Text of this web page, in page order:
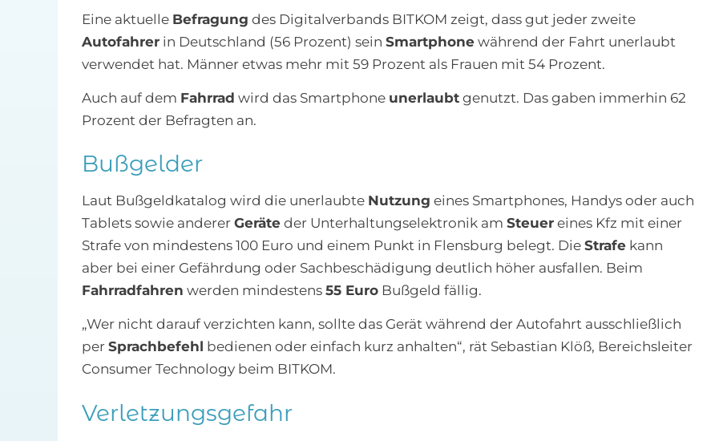
Eine aktuelle Befragung des Digitalverbands BITKOM zeigt, dass gut jeder zweite
Autofahrerin Deutschland (56 Prozent) sein Smartphonewährend der Fahrt unerlaubt
verwendet hat. Männer etwas mehr mit 59 Prozent als Frauen mit 54 Prozent.
Auch auf dem Fahrrad wird das Smartphone unerlaubtgenutzt. Das gaben immerhin 62
Prozent der Befragten an.
Bußgelder
Laut Bußgeldkatalog wird die unerlaubte Nutzung eines Smartphones, Handys oder auch
Tablets sowie anderer Geräteder Unterhaltungselektronik am Steuereines Kfz mit einer
Strafe von mindestens 100 Euro und einem Punkt in Flensburg belegt. Die Strafekann
aber bei einer Gefährdung oder Sachbeschädigung deutlich höher ausfallen. Beim
Fahrradfahren werden mindestens 55 EuroBußgeld fällig.
„Wer nicht darauf verzichten kann, sollte das Gerät während der Autofahrt ausschließlich
per Sprachbefehl bedienen oder einfach kurz anhalten“, rät Sebastian Klöß, Bereichsleiter
Consumer Technology beim BITKOM.
Verletzungsgefahr